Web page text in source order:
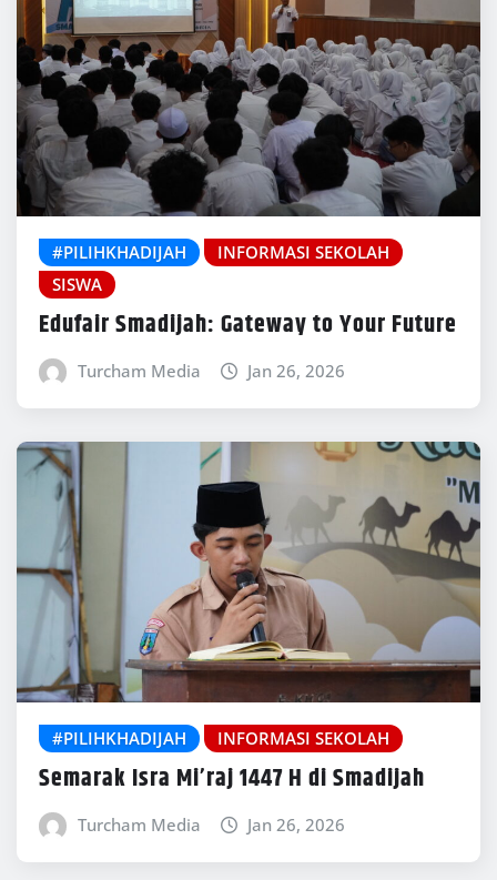
#PILIHKHADIJAH
INFORMASI SEKOLAH
SISWA
Edufair Smadijah: Gateway to Your Future
Turcham Media Jan 26, 2026
#PILIHKHADIJAH INFORMASI SEKOLAH
Semarak Isra Mi’raj 1447 H di Smadijah
Turcham Media Jan 26, 2026